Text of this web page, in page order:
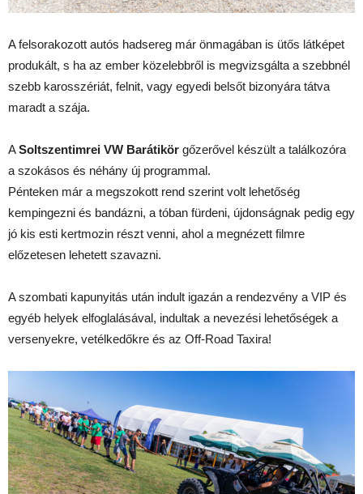
A felsorakozott autós hadsereg már önmagában is ütős látképet
produkált, s ha az ember közelebbről is megvizsgálta a szebbnél
szebb karosszériát, felnit, vagy egyedi belsőt bizonyára tátva
maradt a szája.
ASoltszentimrei VW Barátikör gőzerővel készült a találkozóra
a szokásos és néhány új programmal.
Pénteken már a megszokott rend szerint volt lehetőség
kempingezni és bandázni, a tóban fürdeni, újdonságnak pedig egy
jó kis esti kertmozin részt venni, ahol a megnézett filmre
előzetesen lehetett szavazni.
A szombati kapunyitás után indult igazán a rendezvény a VIP és
egyéb helyek elfoglalásával, indultak a nevezési lehetőségek a
versenyekre, vetélkedőkre és az Off-Road Taxira!